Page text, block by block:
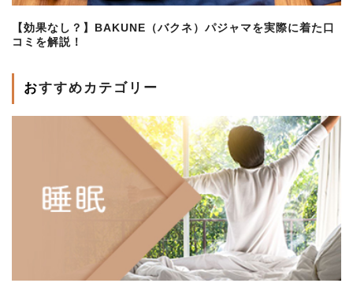
【効果なし？】BAKUNE（バクネ）パジャマを実際に着た口
コミを解説！
おすすめカテゴリー